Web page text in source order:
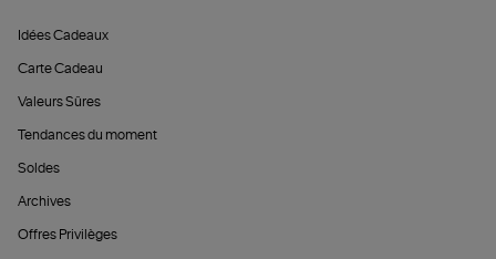
Idées Cadeaux
Carte Cadeau
Valeurs Sûres
Tendances du moment
Soldes
Archives
Offres Privilèges